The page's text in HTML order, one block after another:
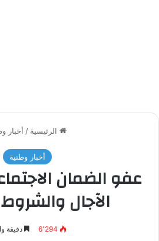
الرئيسية / أخبار
أخبار وطنية
الآجال
6٬294 دقيقة